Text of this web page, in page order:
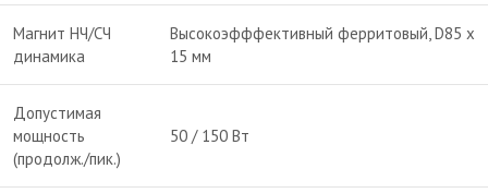
Магнит НЧ/СЧ
динамика
Высокоэфффективный ферритовый, D85 x
15 мм
Допустимая
мощность
(продолж./пик.)
50 / 150 Вт